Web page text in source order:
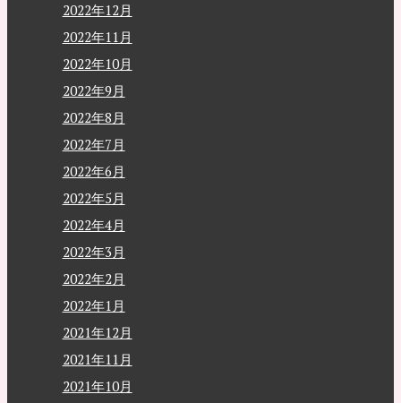
2022年12月
2022年11月
2022年10月
2022年9月
2022年8月
2022年7月
2022年6月
2022年5月
2022年4月
2022年3月
2022年2月
2022年1月
2021年12月
2021年11月
2021年10月